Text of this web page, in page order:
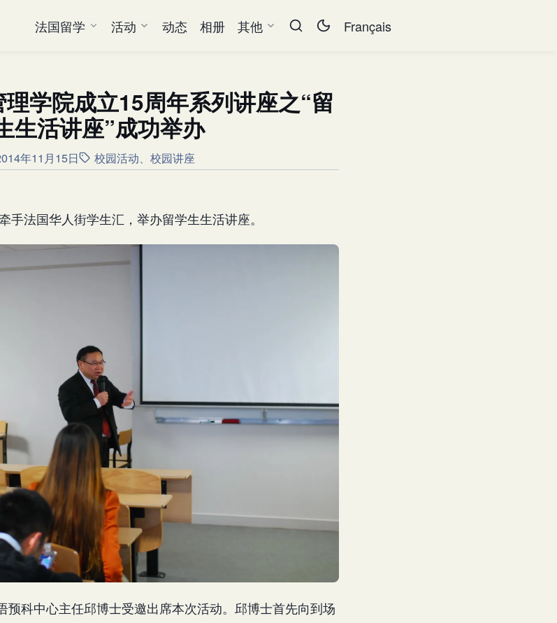
法国留学 活动 动态 相册 其他 Français
学院成立15周年系列讲座之“留
生活讲座”成功举办
年11月15日 校园活动、校园讲座
手法国华人街学生汇，举办留学生生活讲座。
预科中心主任邱博士受邀出席本次活动。邱博士首先向到场